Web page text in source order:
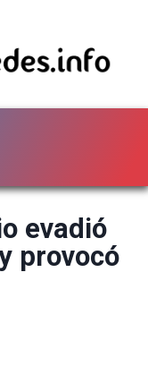
evadió
provocó